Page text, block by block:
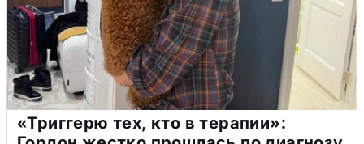
«Триггерю тех, кто в терапии»: